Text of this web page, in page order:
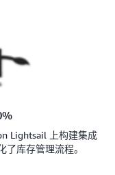
Lightsail 上构建集成
库存管理流程。